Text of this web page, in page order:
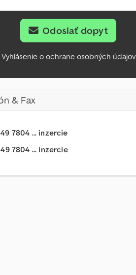
Odoslať dopyt
Vyhlásenie o ochrane osobných údajov
& Fax
7804 ... inzercie
7804 ... inzercie